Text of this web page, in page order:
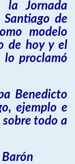
la Jornada
de
modelo
de hoy y el
proclamó
Benedicto
ejemplo e
todo a
Barón